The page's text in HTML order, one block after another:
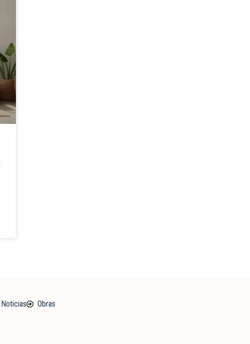
Noticias Obras